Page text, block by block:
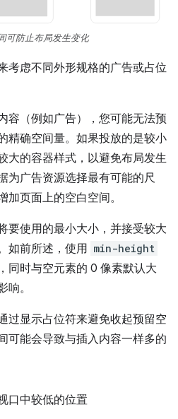
可防止布局发生变化
考虑不同外形规格的广告或占位
容（例如广告），您可能无法预
精确空间量。如果投放的是较小
大的容器样式，以避免布局发生
为广告资源选择最有可能的尺
页面上的空白空间。
要使用的最小大小，并接受较大
如前所述，使用 min-height
同时与空元素的 0 像素默认大
。
过显示占位符来避免收起预留空
可能会导致与插入内容一样多的
口中较低的位置